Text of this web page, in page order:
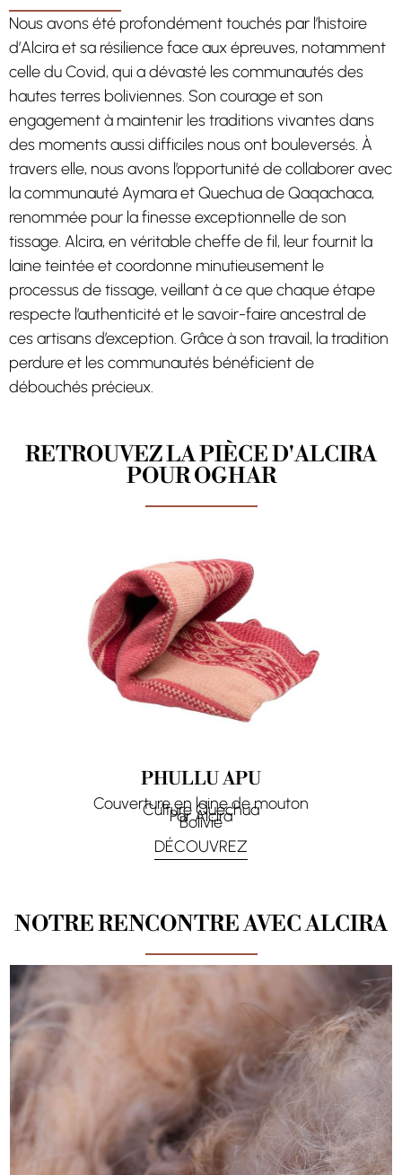
Nous avons été profondément touchés par l’histoire
d’Alcira et sa résilience face aux épreuves, notamment
celle du Covid, qui a dévasté les communautés des
hautes terres boliviennes. Son courage et son
engagement à maintenir les traditions vivantes dans
des moments aussi difficiles nous ont bouleversés. À
travers elle, nous avons l’opportunité de collaborer avec
la communauté Aymara et Quechua de Qaqachaca,
renommée pour la finesse exceptionnelle de son
tissage. Alcira, en véritable cheffe de fil, leur fournit la
laine teintée et coordonne minutieusement le
processus de tissage, veillant à ce que chaque étape
respecte l’authenticité et le savoir-faire ancestral de
ces artisans d’exception. Grâce à son travail, la tradition
perdure et les communautés bénéficient de
débouchés précieux.
RETROUVEZ LA PIÈCE D'ALCIRA
POUR OGHAR
PHULLU APU
Couverture en laine de mouton
Culture Quechua
Par Alcira
Bolivie
DÉCOUVREZ
NOTRE RENCONTRE AVEC ALCIRA